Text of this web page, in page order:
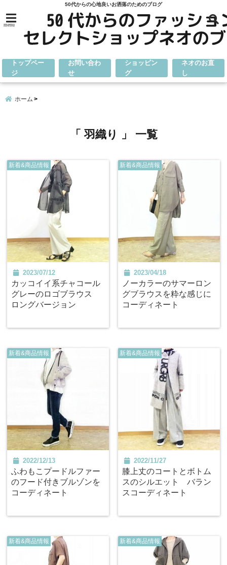
50代からの心地良いお洒落のためのブログ
menu
トップペー
ジ
お問い合わ
せ
ショッピン
グ
ネオのお直
し
ホーム
「 羽織り 」 一覧
新着&商品情報
2023/07/12
カッコイイ系チャコール
グレーのロゴブラウス
ロングバージョン
新着&商品情報
2023/04/18
ノーカラーのサマーロン
グブラウスを粋な感じに
コーディネート
新着&商品情報
2022/12/13
ふわもこプードルファー
のフード付きブルゾンを
コーディネート
新着&商品情報
2022/11/27
膝上丈のコートとボトム
スのシルエット バラン
スコーディネート
新着&商品情報 新着&商品情報